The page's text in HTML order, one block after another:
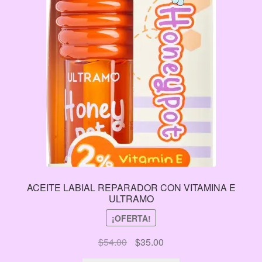
ACEITE LABIAL REPARADOR CON VITAMINA E
ULTRAMO
¡OFERTA!
$54.00
El
precio
$35.00El
precio